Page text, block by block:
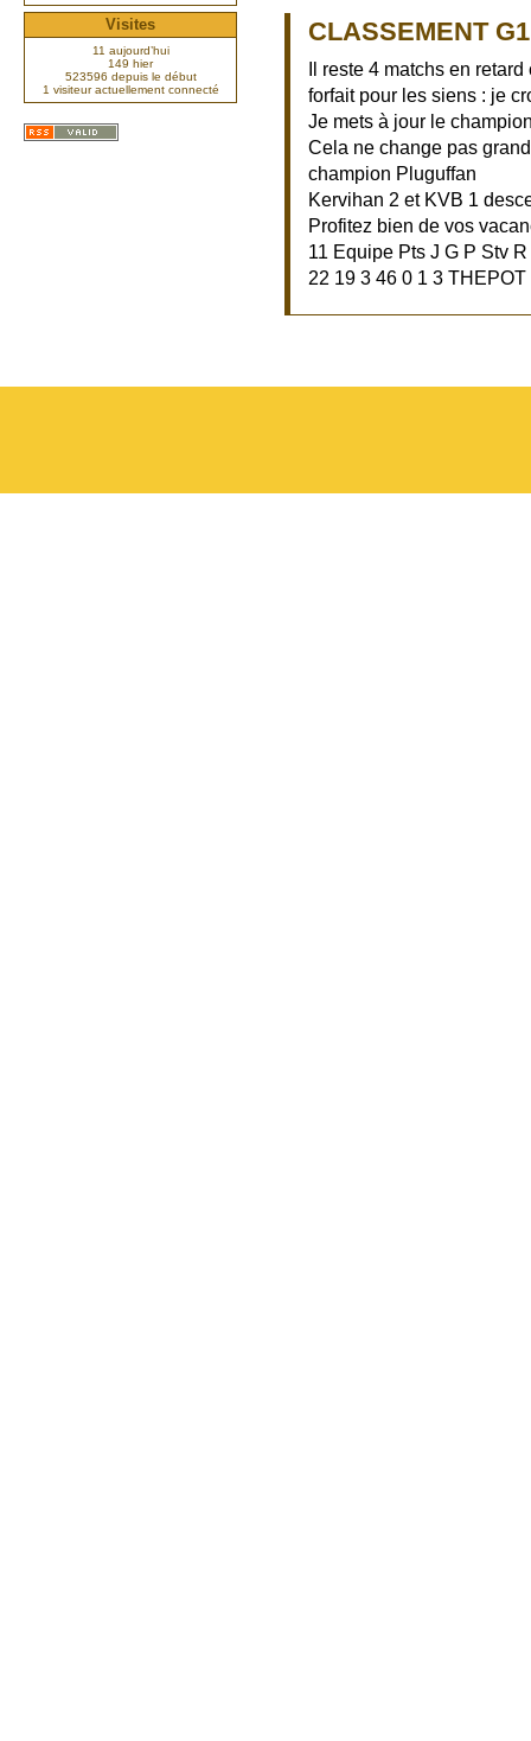
CLASSEMENT
Il reste 4 matchs en
forfait pour les siens : je
Je mets à jour le
Cela ne change pas
champion Pluguffan
Kervihan 2 et KVB 1
Profitez bien de vos
11 Equipe Pts J G P Stv
22 19 3 46 0 1 3
Visites
11 aujourd’hui
149 hier
523596 depuis le début
1 visiteur actuellement connecté